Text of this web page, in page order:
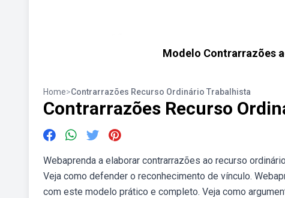
Modelo Contrarrazões
Home>Contrarrazões Recurso Ordinário Trabalhista
Contrarrazões Recurso
Webaprenda a elaborar contrarrazões ao recurso
Veja como defender o reconhecimento de vínculo.
com este modelo prático e completo. Veja como